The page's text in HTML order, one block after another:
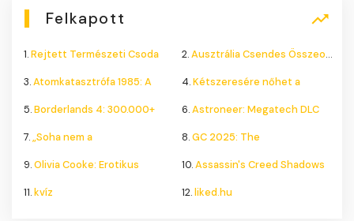
Felkapott
1.Rejtett Természeti Csoda 2.Ausztrália Csendes Összeomlása
3.Atomkatasztrófa 1985: A 4.Kétszeresére nőhet a
5.Borderlands 4: 300.000+ 6.Astroneer: Megatech DLC
7.„Soha nem a 8.GC 2025: The
9.Olivia Cooke: Erotikus 10.Assassin's Creed Shadows
11.kvíz 12.liked.hu